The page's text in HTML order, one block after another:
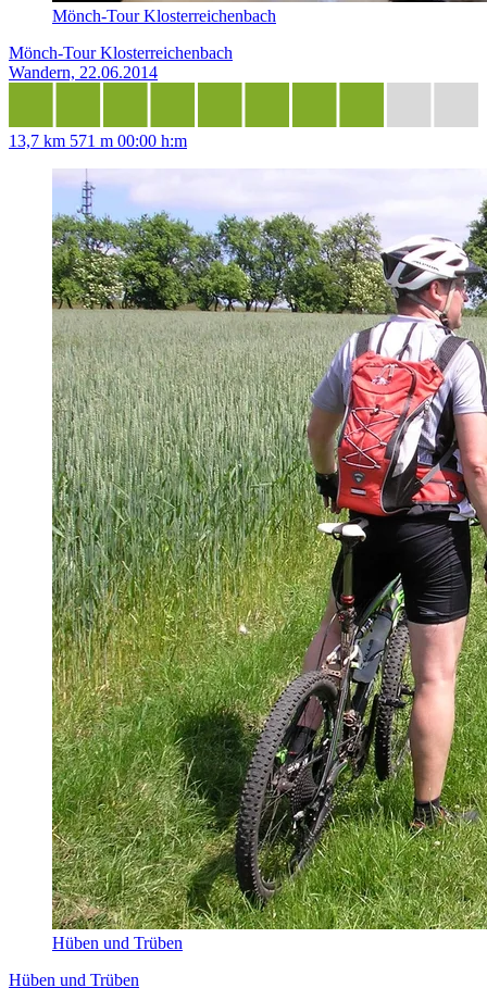
Mönch-Tour Klosterreichenbach
Mönch-Tour Klosterreichenbach
Wandern, 22.06.2014
13,7 km 571 m 00:00 h:m
Hüben und Trüben
Hüben und Trüben